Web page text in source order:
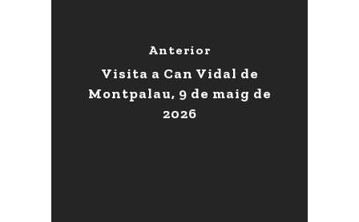
Anterior
Visita a Can Vidal de
Montpalau, 9 de maig de
2026